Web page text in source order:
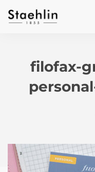
LEASING
filofax-